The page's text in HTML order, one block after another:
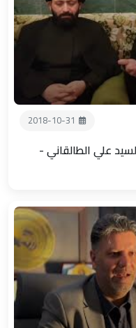
2018-10-31
علي الطالقاني -